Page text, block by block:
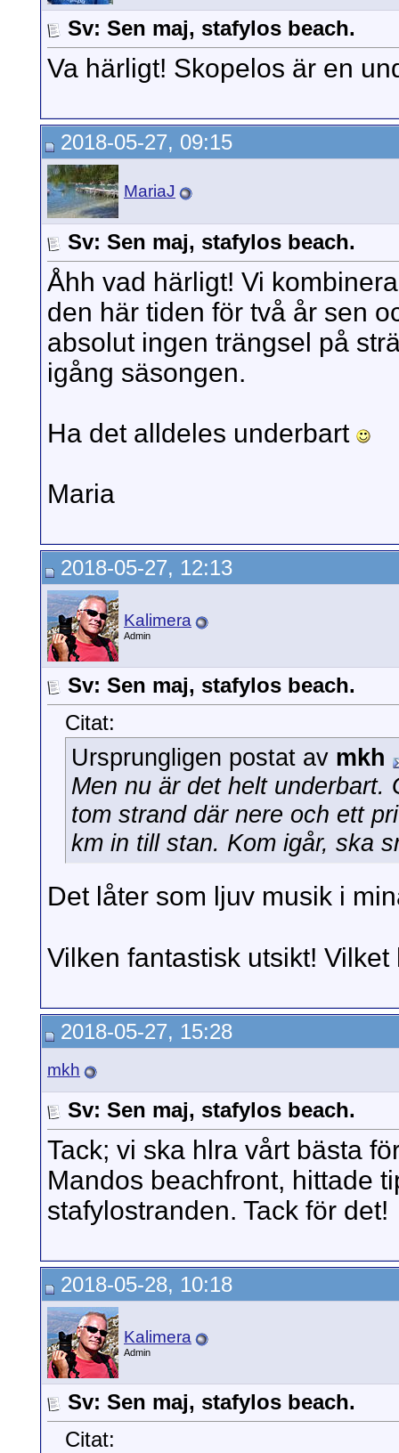
Sv: Sen maj, stafylos beach.
Va härligt! Skopelos är en
2018-05-27, 09:15
MariaJ
Sv: Sen maj, stafylos beach.
Åhh vad härligt! Vi
den här tiden för två år sen
absolut ingen trängsel på
igång säsongen.
Ha det alldeles underbart
Maria
2018-05-27, 12:13
Kalimera
Admin
Sv: Sen maj, stafylos beach.
Citat:
Ursprungligen postat av mkh
Men nu är det helt underbart.
tom strand där nere och ett
km in till stan. Kom igår, ska
Det låter som ljuv musik i
Vilken fantastisk utsikt!
2018-05-27, 15:28
mkh
Sv: Sen maj, stafylos beach.
Tack; vi ska hlra vårt bästa
Mandos beachfront, hittade
stafylostranden. Tack för det!
2018-05-28, 10:18
Kalimera
Admin
Sv: Sen maj, stafylos beach.
Citat: